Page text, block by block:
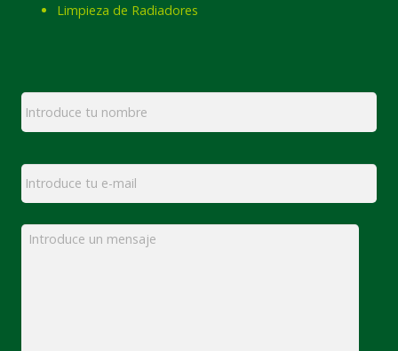
Limpieza de Radiadores
Nombre *
Email *
Mensaje